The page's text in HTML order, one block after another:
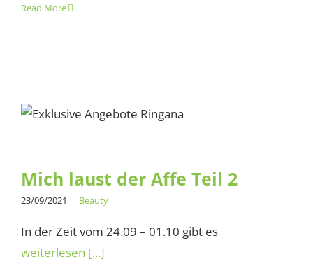
Read More
Mich laust der Affe Teil 2
Mich laust der Affe Teil 2
23/09/2021 | Beauty
In der Zeit vom 24.09 – 01.10 gibt es
weiterlesen [...]